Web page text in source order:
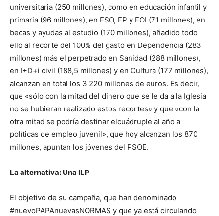
universitaria (250 millones), como en educación infantil y
primaria (96 millones), en ESO, FP y EOI (71 millones), en
becas y ayudas al estudio (170 millones), añadido todo
ello al recorte del 100% del gasto en Dependencia (283
millones) más el perpetrado en Sanidad (288 millones),
en I+D+i civil (188,5 millones) y en Cultura (177 millones),
alcanzan en total los 3.220 millones de euros. Es decir,
que «sólo con la mitad del dinero que se le da a la Iglesia
no se hubieran realizado estos recortes» y que «con la
otra mitad se podría destinar elcuádruple al año a
políticas de empleo juvenil», que hoy alcanzan los 870
millones, apuntan los jóvenes del PSOE.
La alternativa: Una ILP
El objetivo de su campaña, que han denominado
#nuevoPAPAnuevasNORMAS y que ya está circulando